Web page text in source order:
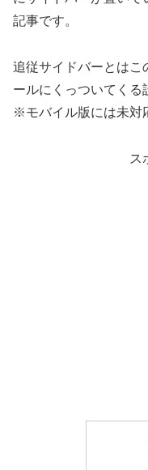
記事です。
追従サイドバーとはこ
ールにくっついてくる
※モバイル版には未対
ス